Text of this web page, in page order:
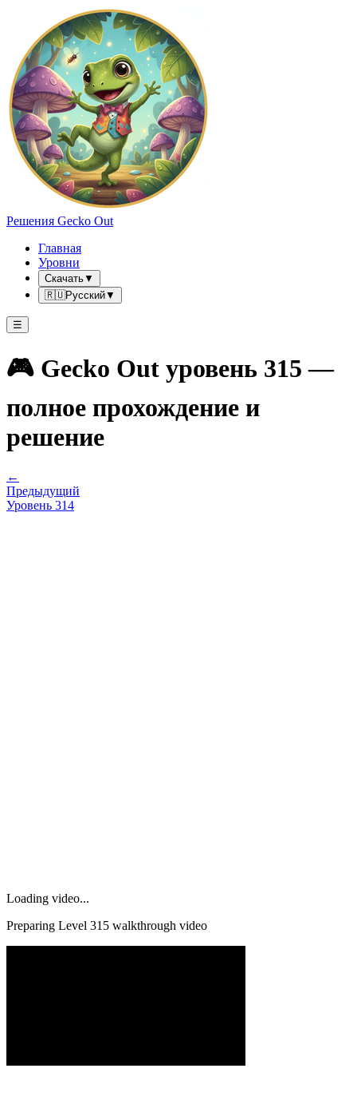
Решения Gecko Out
Главная
Уровни
Скачать▼
🇷🇺Русский▼
☰
🎮 Gecko Out уровень 315 —
полное прохождение и
решение
←
Предыдущий
Уровень 314
Loading video...
Preparing Level 315 walkthrough video